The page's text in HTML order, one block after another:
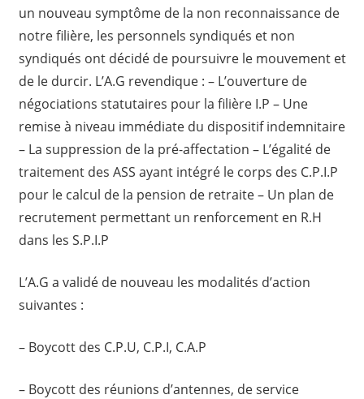
un nouveau symptôme de la non reconnaissance de
notre filière, les personnels syndiqués et non
syndiqués ont décidé de poursuivre le mouvement et
de le durcir. L’A.G revendique : – L’ouverture de
négociations statutaires pour la filière I.P – Une
remise à niveau immédiate du dispositif indemnitaire
– La suppression de la pré-affectation – L’égalité de
traitement des ASS ayant intégré le corps des C.P.I.P
pour le calcul de la pension de retraite – Un plan de
recrutement permettant un renforcement en R.H
dans les S.P.I.P
L’A.G a validé de nouveau les modalités d’action
suivantes :
– Boycott des C.P.U, C.P.I, C.A.P
– Boycott des réunions d’antennes, de service